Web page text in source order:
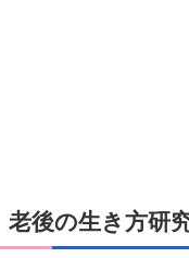
老後の生き方研